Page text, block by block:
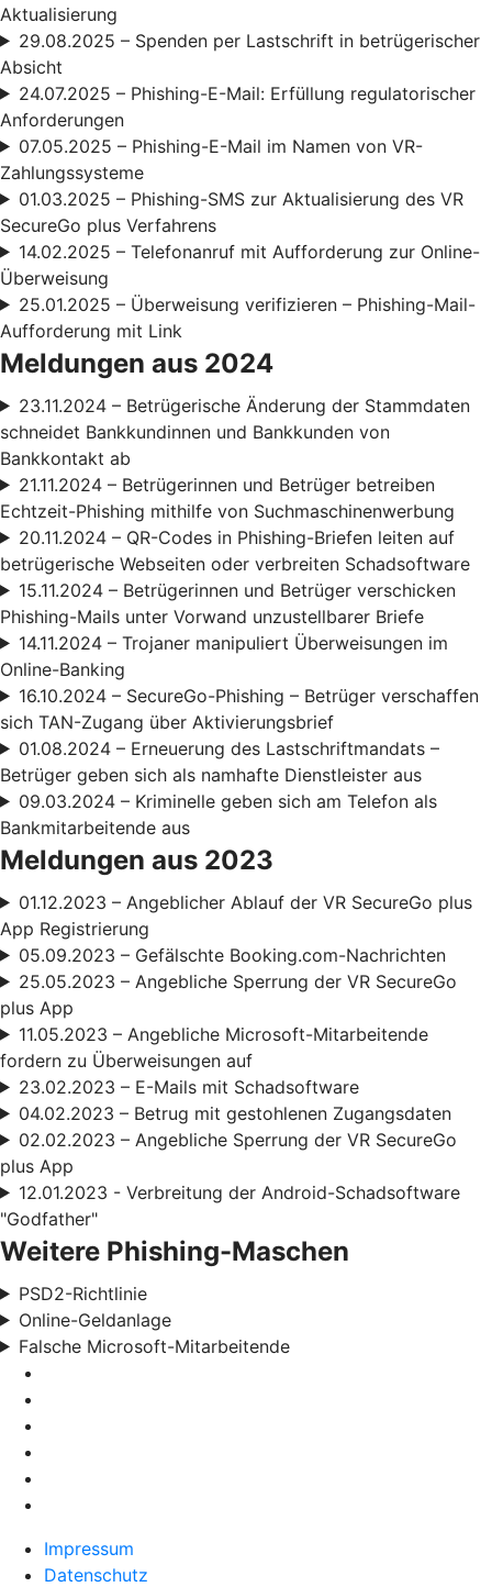
Aktualisierung
29.08.2025 – Spenden per Lastschrift in betrügerischer
Absicht
24.07.2025 – Phishing-E-Mail: Erfüllung regulatorischer
Anforderungen
07.05.2025 – Phishing-E-Mail im Namen von VR-
Zahlungssysteme
01.03.2025 – Phishing-SMS zur Aktualisierung des VR
SecureGo plus Verfahrens
14.02.2025 – Telefonanruf mit Aufforderung zur Online-
Überweisung
25.01.2025 – Überweisung verifizieren – Phishing-Mail-
Aufforderung mit Link
Meldungen aus 2024
23.11.2024 – Betrügerische Änderung der Stammdaten
schneidet Bankkundinnen und Bankkunden von
Bankkontakt ab
21.11.2024 – Betrügerinnen und Betrüger betreiben
Echtzeit-Phishing mithilfe von Suchmaschinenwerbung
20.11.2024 – QR-Codes in Phishing-Briefen leiten auf
betrügerische Webseiten oder verbreiten Schadsoftware
15.11.2024 – Betrügerinnen und Betrüger verschicken
Phishing-Mails unter Vorwand unzustellbarer Briefe
14.11.2024 – Trojaner manipuliert Überweisungen im
Online-Banking
16.10.2024 – SecureGo-Phishing – Betrüger verschaffen
sich TAN-Zugang über Aktivierungsbrief
01.08.2024 – Erneuerung des Lastschriftmandats –
Betrüger geben sich als namhafte Dienstleister aus
09.03.2024 – Kriminelle geben sich am Telefon als
Bankmitarbeitende aus
Meldungen aus 2023
01.12.2023 – Angeblicher Ablauf der VR SecureGo plus
App Registrierung
05.09.2023 – Gefälschte Booking.com-Nachrichten
25.05.2023 – Angebliche Sperrung der VR SecureGo
plus App
11.05.2023 – Angebliche Microsoft-Mitarbeitende
fordern zu Überweisungen auf
23.02.2023 – E-Mails mit Schadsoftware
04.02.2023 – Betrug mit gestohlenen Zugangsdaten
02.02.2023 – Angebliche Sperrung der VR SecureGo
plus App
12.01.2023 - Verbreitung der Android-Schadsoftware
"Godfather"
Weitere Phishing-Maschen
PSD2-Richtlinie
Online-Geldanlage
Falsche Microsoft-Mitarbeitende
Impressum
Datenschutz